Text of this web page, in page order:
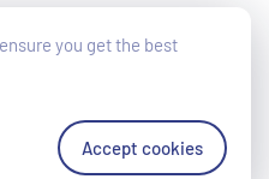
- Accessibilité du site en cours
UE 2019/882)
de vente
you get the best
Accept cookies